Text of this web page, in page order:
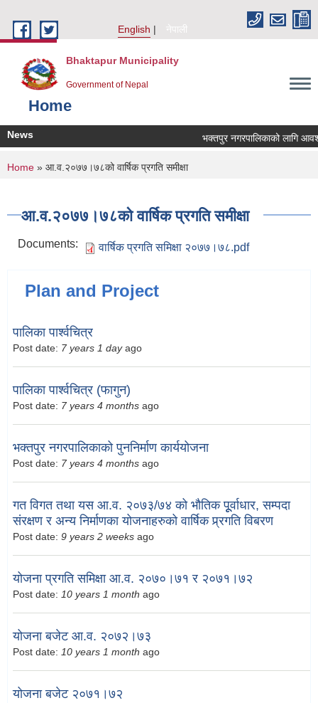
English
नेपाली
Bhaktapur Municipality
Government of Nepal
Home
News भक्तपुर नगरपालिकाको लागि
You are here
Home » आ.व.२०७७।७८को वार्षिक प्रगति समीक्षा
आ.व.२०७७।७८को वार्षिक प्रगति समीक्षा
Documents: वार्षिक प्रगति समिक्षा २०७७।७८.pdf
Plan and Project
पालिका पार्श्वचित्र
Post date: 7 years 1 dayago
पालिका पार्श्वचित्र (फागुन)
Post date: 7 years 4 months ago
भक्तपुर नगरपालिकाको पुननिर्माण कार्ययोजना
Post date: 7 years 4 months ago
गत विगत तथा यस आ.व. २०७३/७४ को भौतिक पूूर्वाधार, सम्पदा
संरक्षण र अन्य निर्माणका योजनाहरुको वार्षिक प्र्रगति विबरण
Post date: 9 years 2 weeks ago
योजना प्रगति समिक्षा आ.व. २०७०।७१ र २०७१।७२
Post date: 10 years 1 month ago
योजना बजेट आ.व. २०७२।७३
Post date: 10 years 1 month ago
योजना बजेट २०७१।७२